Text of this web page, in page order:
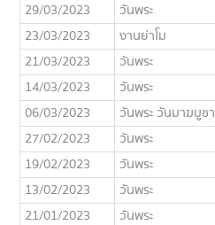
29/03/2023
วันพระ
23/03/2023
งานย่าโม
21/03/2023
วันพระ
14/03/2023
วันพระ
06/03/2023
วันพระ วันมาฆบูชา
27/02/2023
วันพระ
19/02/2023
วันพระ
13/02/2023
วันพระ
21/01/2023
วันพระ